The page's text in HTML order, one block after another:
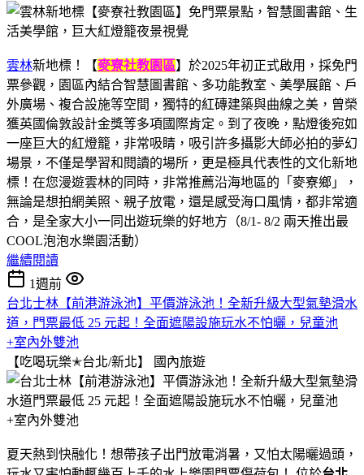
雲林新地標！【麥寮社教園區】於2025年初正式啟用，採免門
票參觀，園區內結合智慧圖書館、多功能教室、美學展館、戶
外廣場、複合設施等空間，獨特的紅磚建築與曲線之美，曾榮
獲英國倫敦設計金獎等多項國際肯定。到了夜晚，點燈後宛如
一座巨大的紅燈籠，非常吸睛，吸引許多攝影大師必拍的夢幻
場景，不僅是學習和閱讀的場所，更是極具代表性的文化新地
標！在您漫遊雲林的同時，非常推薦沿海地區的「麥寮鄉」，
無論是想拍網美照、親子放電，還是感受海口風情，都非常適
合，是全家大小一同出遊玩樂的好地方（8/1- 8/2 兩天推出最
COOL泡泡水樂園活動）
繼續閱讀
1週前
台北士林【前港游泳池】平價游泳池！全新升級大型氣墊滑水
道，門票最低 25 元起！全面遮陽設施玩水不怕曬，兒童池
+室內外雙池
【吃喝玩樂✭台北/新北】
國內旅遊
夏天熱到快融化！想帶孩子出門放電消暑，又怕太陽曬過頭，